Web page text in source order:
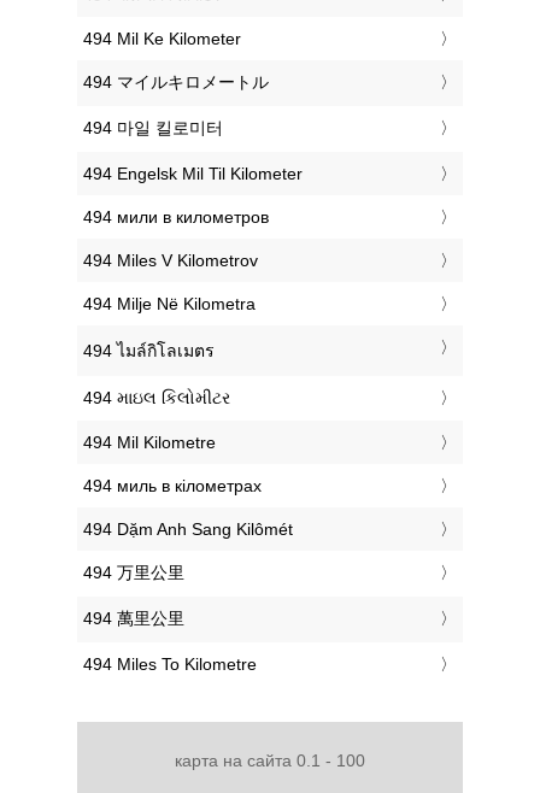
‎494 Mil Ke Kilometer
‎494 マイルキロメートル
‎494 마일 킬로미터
‎494 Engelsk Mil Til Kilometer
‎494 мили в километров
‎494 Miles V Kilometrov
‎494 Milje Në Kilometra
‎494 ไมล์กิโลเมตร
‎494 માઇલ કિલોમીટર
‎494 Mil Kilometre
‎494 миль в кілометрах
‎494 Dặm Anh Sang Kilômét
‎494 万里公里
‎494 萬里公里
‎494 Miles To Kilometre
карта на сайта 0.1 - 100